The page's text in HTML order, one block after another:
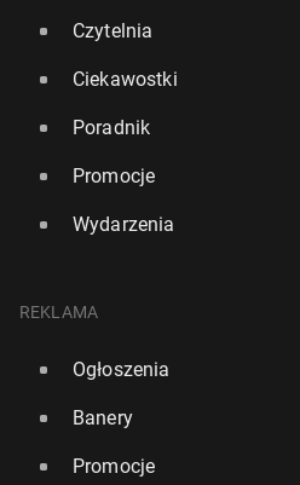
Czytelnia
Ciekawostki
Poradnik
Promocje
Wydarzenia
REKLAMA
Ogłoszenia
Banery
Promocje